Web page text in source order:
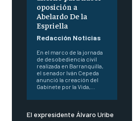
oposición a
Abelardo De la
Espriella
Redacción Noticias
En el marco de la jornada
de desobediencia civil
realizada en Barranquilla,
el senador Iván Cepeda
anunció la creación del
Gabinete por la Vida,...
El expresidente Álvaro Uribe